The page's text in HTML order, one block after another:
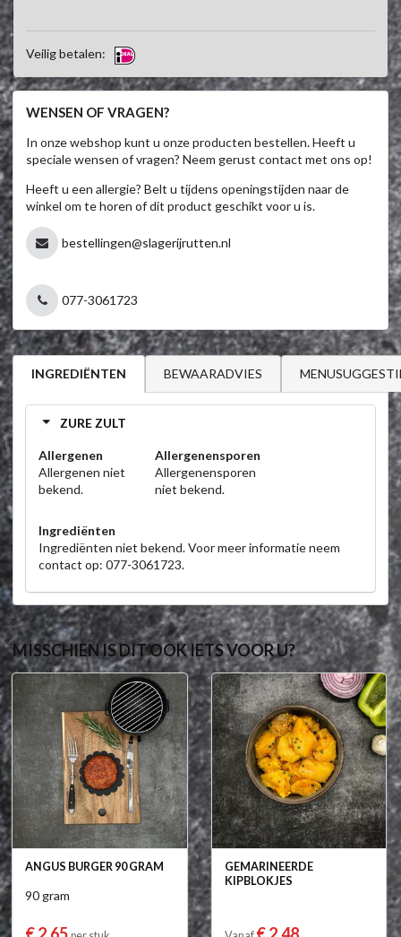
Veilig betalen:
WENSEN OF VRAGEN?
In onze webshop kunt u onze producten bestellen. Heeft u
speciale wensen of vragen? Neem gerust contact met ons op!
Heeft u een allergie? Belt u tijdens openingstijden naar de
winkel om te horen of dit product geschikt voor u is.
bestellingen@slagerijrutten.nl
077-3061723
INGREDIËNTEN BEWAARADVIES
ZURE ZULT
Allergenen
Allergenen niet
bekend.
Allergenensporen
Allergenensporen
niet bekend.
Ingrediënten
Ingrediënten niet bekend. Voor meer informatie neem
contact op: 077-3061723.
MISSCHIEN IS DIT OOK IETS VOOR U?
ANGUS BURGER 90 GRAM
90 gram
GEMARINEERDE
KIPBLOKJES